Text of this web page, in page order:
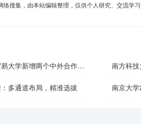
搜集，由本站编辑整理，仅供个人研究、交流学
大学新增两个中外合作办 南方科
多通道布局，精准选拔 南京大